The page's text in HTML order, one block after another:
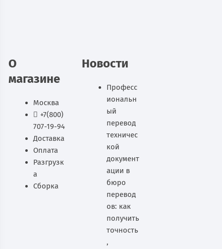
О
магазине
Москва
+7(800)
707-19-94
Доставка
Оплата
Разгрузк
а
Сборка
Новости
Професс
иональн
ый
перевод
техничес
кой
документ
ации в
бюро
перевод
ов: как
получить
точность
,